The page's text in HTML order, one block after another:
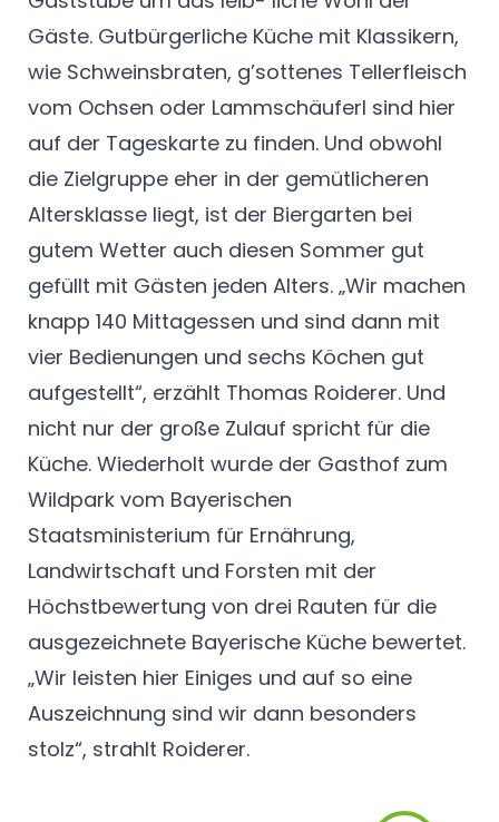
Gäste. Gutbürgerliche Küche mit Klassikern,
wie Schweinsbraten, g’sottenes Tellerfleisch
vom Ochsen oder Lammschäuferl sind hier
auf der Tageskarte zu finden. Und obwohl
die Zielgruppe eher in der gemütlicheren
Altersklasse liegt, ist der Biergarten bei
gutem Wetter auch diesen Sommer gut
gefüllt mit Gästen jeden Alters. „Wir machen
knapp 140 Mittagessen und sind dann mit
vier Bedienungen und sechs Köchen gut
aufgestellt“, erzählt Thomas Roiderer. Und
nicht nur der große Zulauf spricht für die
Küche. Wiederholt wurde der Gasthof zum
Wildpark vom Bayerischen
Staatsministerium für Ernährung,
Landwirtschaft und Forsten mit der
Höchstbewertung von drei Rauten für die
ausgezeichnete Bayerische Küche bewertet.
„Wir leisten hier Einiges und auf so eine
Auszeichnung sind wir dann besonders
stolz“, strahlt Roiderer.